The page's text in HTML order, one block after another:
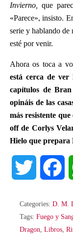
Invierno, que
«Parece», insisto.
serie y hablando de
esté por venir.
Ahora os toca a
está cerca de
capítulos de
opináis de las
más resistente
off de Corlys
Hielo que prepara
i c
Categories: D. M.
Tags: Fuego y
Dragon Libros